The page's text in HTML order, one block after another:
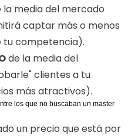
la media del mercado
captar más o menos
tu competencia).
de la media del
clientes a tu
más atractivos).
un precio que está por